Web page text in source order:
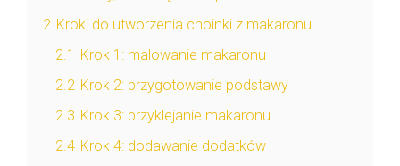
2 Kroki do utworzenia choinki z makaronu
2.1 Krok 1: malowanie makaronu
2.2 Krok 2: przygotowanie podstawy
2.3 Krok 3: przyklejanie makaronu
2.4 Krok 4: dodawanie dodatków